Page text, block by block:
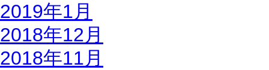
2019年1月
2018年12月
2018年11月